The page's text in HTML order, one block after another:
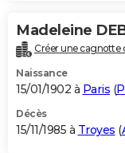
Madeleine
Créer une cagnotte
Naissance
15/01/1902 à Paris (
Décès
15/11/1985 à Troyes (